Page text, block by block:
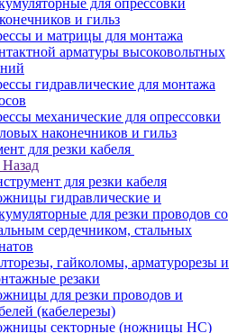
для опрессовки
и гильз
и матрицы для монтажа
арматуры высоковольтных
гидравлические для монтажа
механические для опрессовки
наконечников и гильз
для резки кабеля
Назад
для резки кабеля
гидравлические и
для резки проводов со
сердечником, стальных
гайколомы, арматурорезы и
резаки
для резки проводов и
(кабелерезы)
секторные (ножницы НС)